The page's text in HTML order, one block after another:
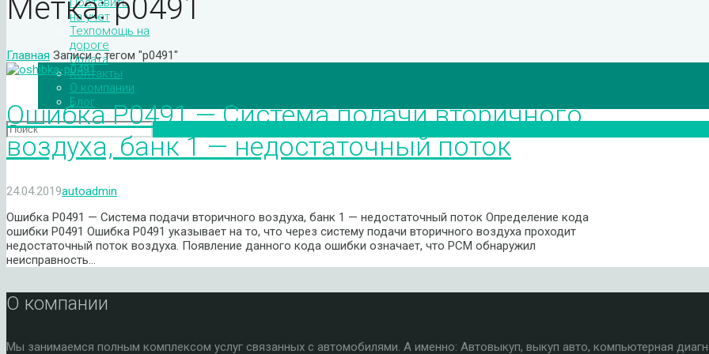
на учет
Техпомощь на
дороге
Оплата
Контакты
О компании
Блог
Метка:р0491
Главная Записи с тегом "р0491"
Ошибка P0491 — Система подачи вторичного
воздуха, банк 1 — недостаточный поток
24.04.2019autoadmin
Ошибка P0491 — Система подачи вторичного воздуха, банк 1 — недостаточный поток Определение кода
ошибки P0491 Ошибка P0491 указывает на то, что через систему подачи вторичного воздуха проходит
недостаточный поток воздуха. Появление данного кода ошибки означает, что PCM обнаружил
неисправность…
О компании
Мы занимаемся полным комплексом услуг связанных с автомобилями. А именно: Автовыкуп, выкуп авто, компьютерная